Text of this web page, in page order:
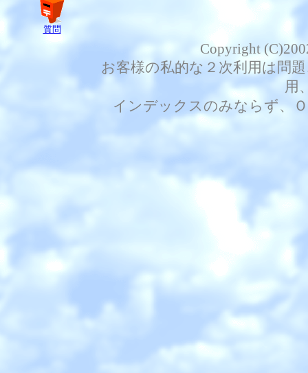
質問
Copyright
お客様の私的な２次利用は問
用
インデックスのみならず、